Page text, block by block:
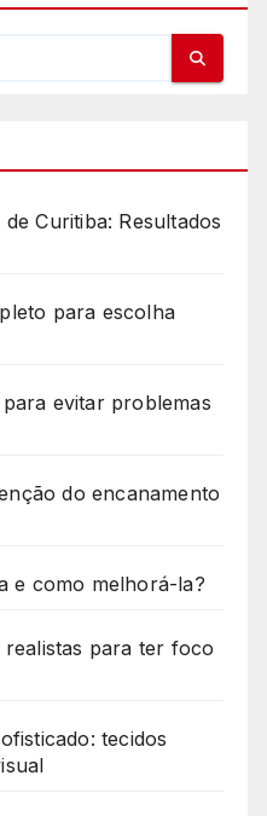
Curitiba: Resultados
para escolha
evitar problemas
do encanamento
e como melhorá-la?
realistas para ter foco
tecidos